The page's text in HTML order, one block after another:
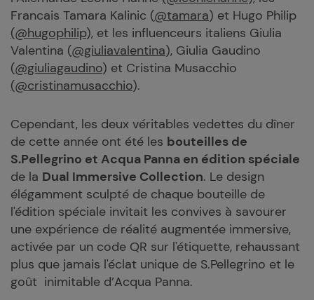
Francais Tamara Kalinic (@tamara) et Hugo Philip
(@hugophilip), et les influenceurs italiens Giulia
Valentina (@giuliavalentina), Giulia Gaudino
(@giuliagaudino) et Cristina Musacchio
(@cristinamusacchio).
Cependant, les deux véritables vedettes du dîner
de cette année ont été les bouteilles de
S.Pellegrino et Acqua Panna en édition spéciale
de la Dual Immersive Collection. Le design
élégamment sculpté de chaque bouteille de
l'édition spéciale invitait les convives à savourer
une expérience de réalité augmentée immersive,
activée par un code QR sur l'étiquette, rehaussant
plus que jamais l'éclat unique de S.Pellegrino et le
goût inimitable d’Acqua Panna.